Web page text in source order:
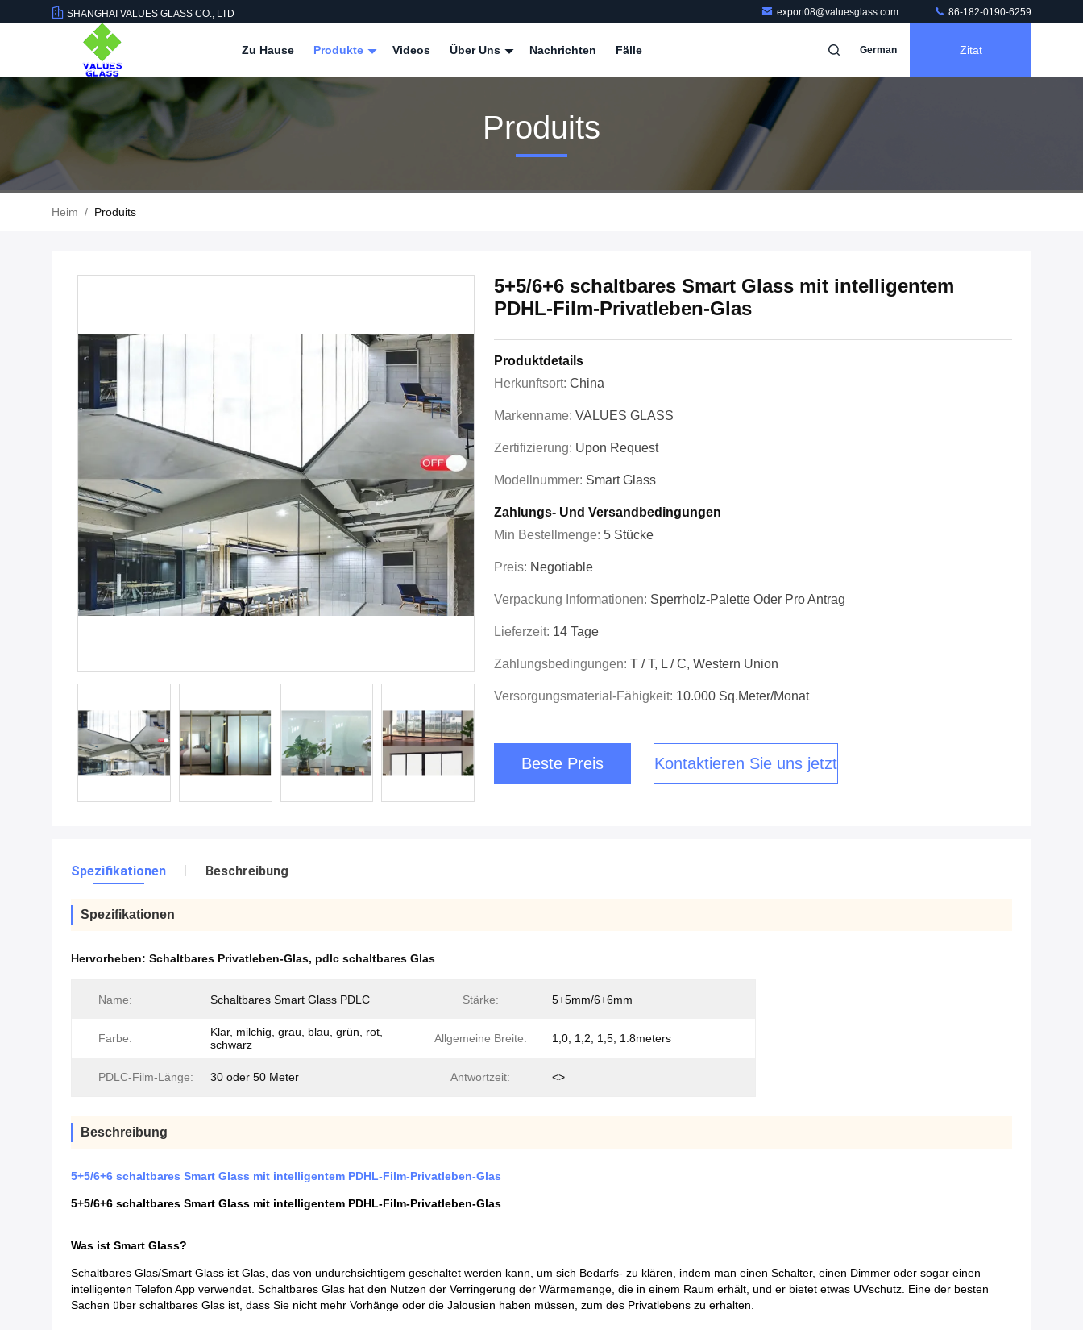
SHANGHAI VALUES GLASS CO., LTD export08@valuesglass.com 86-182-0190-6259
Zu Hause Produkte Videos Über Uns Nachrichten Fälle German Zitat
Produits
Heim / Produits
5+5/6+6 schaltbares Smart Glass mit intelligentem
PDHL-Film-Privatleben-Glas
Produktdetails
Herkunftsort: China
Markenname: VALUES GLASS
Zertifizierung: Upon Request
Modellnummer: Smart Glass
Zahlungs- Und Versandbedingungen
Min Bestellmenge: 5 Stücke
Preis: Negotiable
Verpackung Informationen: Sperrholz-Palette Oder Pro Antrag
Lieferzeit: 14 Tage
Zahlungsbedingungen: T / T, L / C, Western Union
Versorgungsmaterial-Fähigkeit: 10.000 Sq.meter/Monat
Beste Preis Kontaktieren Sie uns jetzt
Spezifikationen Beschreibung
Spezifikationen
Hervorheben: Schaltbares Privatleben-Glas, pdlc schaltbares Glas
Name: Schaltbares Smart Glass PDLC Stärke: 5+5mm/6+6mm
Farbe:
Klar, milchig, grau, blau, grün, rot,
schwarz
Allgemeine Breite: 1,0, 1,2, 1,5, 1.8meters
PDLC-Film-Länge: 30 oder 50 Meter Antwortzeit: <>
Beschreibung
5+5/6+6 schaltbares Smart Glass mit intelligentem PDHL-Film-Privatleben-Glas
5+5/6+6 schaltbares Smart Glass mit intelligentem PDHL-Film-Privatleben-Glas
Was ist Smart Glass?
Schaltbares Glas/Smart Glass ist Glas, das von undurchsichtigem geschaltet werden kann, um sich Bedarfs- zu klären, indem man einen Schalter, einen Dimmer oder sogar einen
intelligenten Telefon App verwendet. Schaltbares Glas hat den Nutzen der Verringerung der Wärmemenge, die in einem Raum erhält, und er bietet etwas UVschutz. Eine der besten
Sachen über schaltbares Glas ist, dass Sie nicht mehr Vorhänge oder die Jalousien haben müssen, zum des Privatlebens zu erhalten.